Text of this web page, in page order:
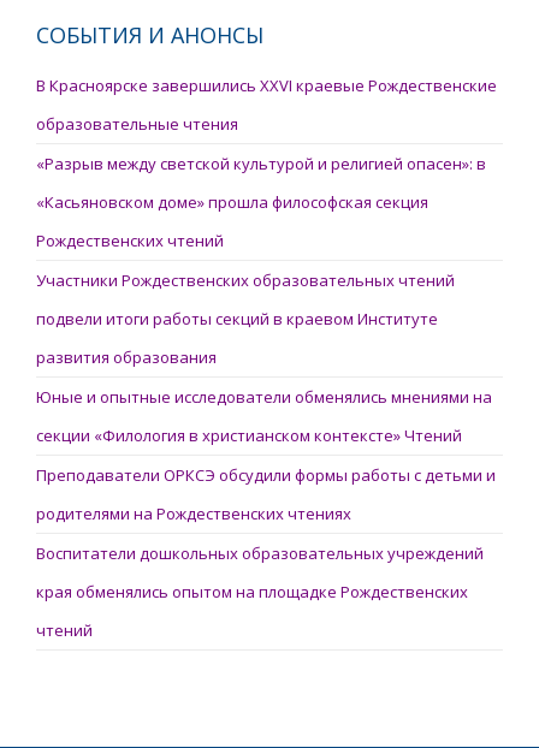
СОБЫТИЯ И АНОНСЫ
В Красноярске завершились XXVI краевые Рождественские
образовательные чтения
«Разрыв между светской культурой и религией опасен»: в
«Касьяновском доме» прошла философская секция
Рождественских чтений
Участники Рождественских образовательных чтений
подвели итоги работы секций в краевом Институте
развития образования
Юные и опытные исследователи обменялись мнениями на
секции «Филология в христианском контексте» Чтений
Преподаватели ОРКСЭ обсудили формы работы с детьми и
родителями на Рождественских чтениях
Воспитатели дошкольных образовательных учреждений
края обменялись опытом на площадке Рождественских
чтений